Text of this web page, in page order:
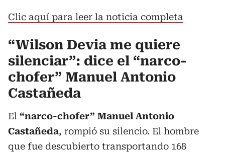
Clic aquí para leer la noticia completa
“Wilson Devia me quiere
silenciar”: dice el “narco-
chofer” Manuel Antonio
Castañeda
El “narco-chofer” Manuel Antonio
Castañeda, rompió su silencio. El hombre
que fue descubierto transportando 168